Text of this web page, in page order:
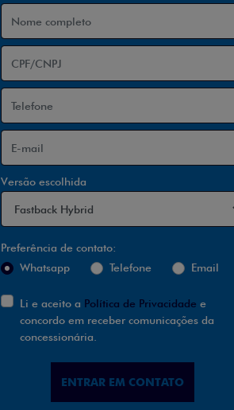
Versão escolhida
Preferência de contato:
Whatsapp
Telefone Email
Li e aceito a Política de Privacidade e
concordo em receber comunicações da
concessionária.
ENTRAR EM CONTATO